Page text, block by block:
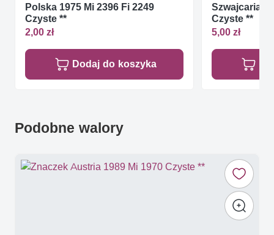
Polska 1975 Mi 2396 Fi 2249
Czyste **
2,00 zł
Dodaj do koszyka
Szwajcaria
Czyste **
5,00 zł
Podobne walory